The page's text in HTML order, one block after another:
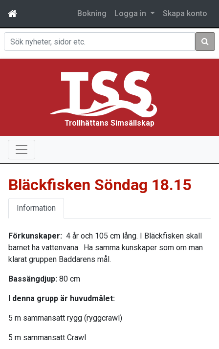
Bokning Logga in Skapa konto
Sök
Trollhättans Simsällskap
Bläckfisken Söndag 18.15
Information
Förkunskaper: 4 år och 105 cm lång. I Bläckfisken skall
barnet ha vattenvana. Ha samma kunskaper som om man
klarat gruppen Baddarens mål.
Bassängdjup: 80 cm
I denna grupp är huvudmålet:
5 m sammansatt rygg (ryggcrawl)
5 m sammansatt Crawl